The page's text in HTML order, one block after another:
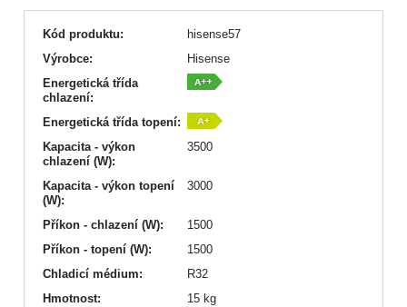
Kód produktu:
hisense57
Výrobce:
Hisense
Energetická třída
chlazení:
Energetická třída topení:
Kapacita - výkon
chlazení (W):
3500
Kapacita - výkon topení
(W):
3000
Příkon - chlazení (W):
1500
Příkon - topení (W):
1500
Chladicí médium:
R32
Hmotnost:
15 kg